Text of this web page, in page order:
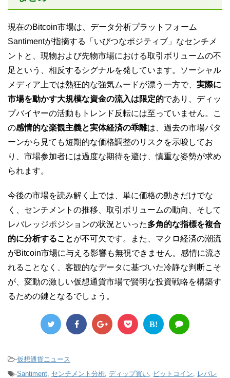
現在のBitcoin市場は、データ分析プラットフォーム
Santimentが指摘する「いびつなポジティブ」なセンチメ
ントと、現物および先物市場における取引ボリュームの不
足という、相反するシグナルを発しています。ソーシャル
メディア上では熱狂的な強気ムードが漂う一方で、 実際に
市場を動かす大規模な資金の流入は限定的であり、ディッ
プバイヤーの活動もトレンド反転には至っていません。こ
の感情的な楽観主義と実体経済の乖離は、過去の市場パタ
ーンから見ても短期的な価格調整のリスクを示唆してお
り、市場参加者には過度な期待を避け、慎重な姿勢が求め
られます。
今後の市場を読み解く上では、単に価格の動きだけでな
く、センチメントの推移、取引ボリュームの動向、そして
レバレッジポジションの状況といった多角的な指標を複合
的に分析することが不可欠です。また、マクロ経済の潮流
がBitcoin市場に与える影響も無視できません。感情に流さ
れることなく、客観的なデータに基づいた冷静な判断こそ
が、変動の激しい仮想通貨市場で賢明な投資戦略を構築す
るための鍵となるでしょう。
B!
-仮想通貨ニュース
-Santiment センチメント分析 ディップ買い ビットコイン
レバレ